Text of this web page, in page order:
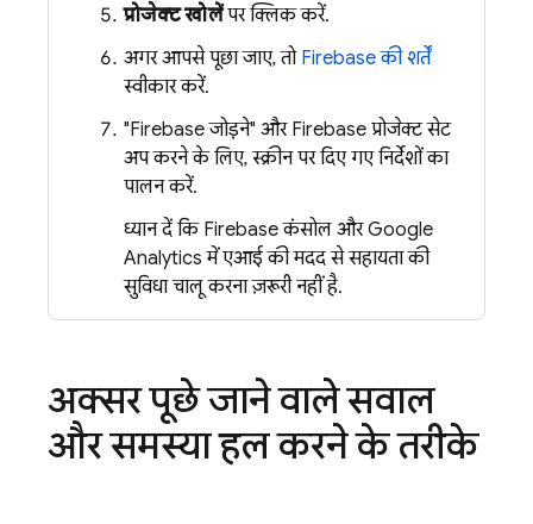
प्रोजेक्ट खोलेंपर क्लिक करें.
अगर आपसे पूछा जाए, तो Firebase की शर्तें
स्वीकार करें.
"Firebase जोड़ने" और Firebase प्रोजेक्ट सेट
अप करने के लिए, स्क्रीन पर दिए गए निर्देशों का
पालन करें.
ध्यान दें कि Firebaseकंसोल औरGoogle
Analytics में एआई की मदद से सहायता की
सुविधा चालू करना ज़रूरी नहीं है.
अक्सर पूछे जाने वाले सवाल
और समस्या हल करने के तरीके